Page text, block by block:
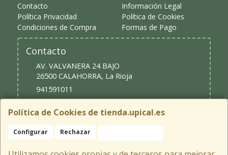
Política de Cookies de tienda.upical.es
Configurar Rechazar
Contacto
Información Legal
Política Privacidad
Política de Cookies
Condiciones de Compra
Formas de Pago
Contacto
AV. VALVANERA 24 BAJO
26500 CALAHORRA, La Rioja
941591011
upical@upical.es
Horario
9:30 - 13:30 y 16:30 - 20:00